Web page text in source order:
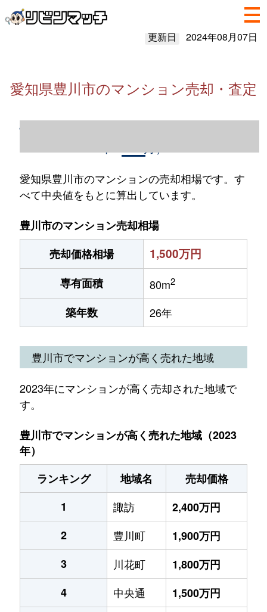
更新日 2024年08月07日
愛知県豊川市のマンション売却・査定
愛知県豊川市のマンション売却情報（2023
愛知県豊川市のマンションの売却相場です。す
べて中央値をもとに算出しています。
豊川市のマンション売却相場
売却価格相場
1,500万円
専有面積 80m2
築年数 26年
豊川市でマンションが高く売れた地域
2023年にマンションが高く売却された地域で
す。
豊川市でマンションが高く売れた地域（2023
年）
ランキング
地域名
売却価格
1
諏訪
2,400万円
2
豊川町
1,900万円
3
川花町
1,800万円
4
中央通
1,500万円